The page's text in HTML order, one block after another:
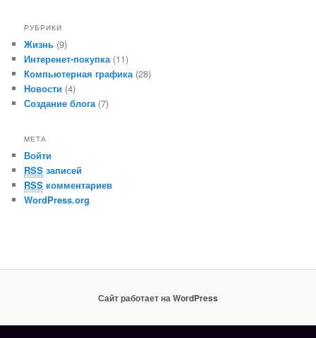
РУБРИКИ
Жизнь (9)
Интеренет-покупка(11)
Компьютерная графика(28)
Новости (4)
Создание блога(7)
МЕТА
Войти
RSS записей
RSS комментариев
WordPress.org
Сайт работает на WordPress